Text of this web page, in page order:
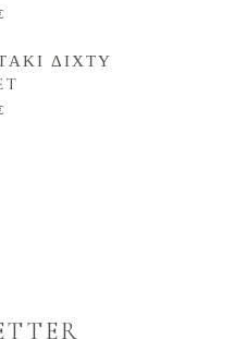
ΔΙΧΤΥ